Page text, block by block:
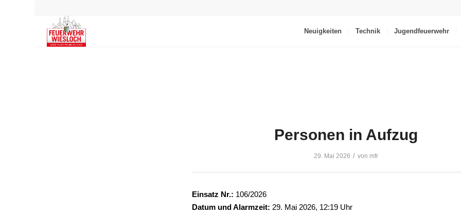
Neuigkeiten Technik Jugendfeuerwehr
Personen in Aufzug
29. Mai 2026 / von mfr
Einsatz Nr.: 106/2026
Datum und Alarmzeit: 29. Mai 2026, 12:19 Uhr